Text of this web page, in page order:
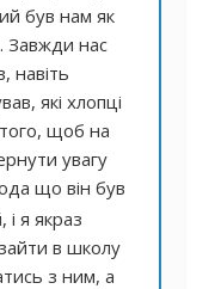
був нам як
Завжди нас
навіть
які хлопці
щоб на
увагу
що він був
і я якраз
в школу
з ним, а